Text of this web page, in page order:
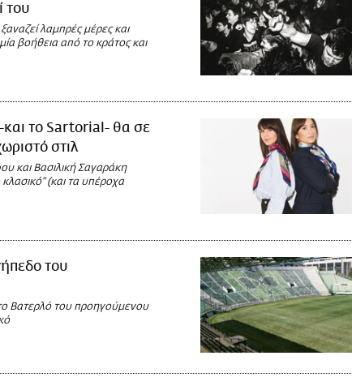
του
λαμπρές μέρες και
βοήθεια από το κράτος και
το Sartorial- θα σε
στιλ
και Βασιλική Σαγαράκη
(και τα υπέροχα
του
Βατερλό του προηγούμενου